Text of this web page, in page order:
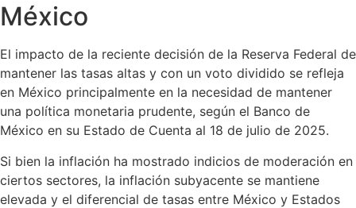
México
El impacto de la reciente decisión de la Reserva Federal de
mantener las tasas altas y con un voto dividido se refleja
en México principalmente en la necesidad de mantener
una política monetaria prudente, según el Banco de
México en su Estado de Cuenta al 18 de julio de 2025.
Si bien la inflación ha mostrado indicios de moderación en
ciertos sectores, la inflación subyacente se mantiene
elevada y el diferencial de tasas entre México y Estados